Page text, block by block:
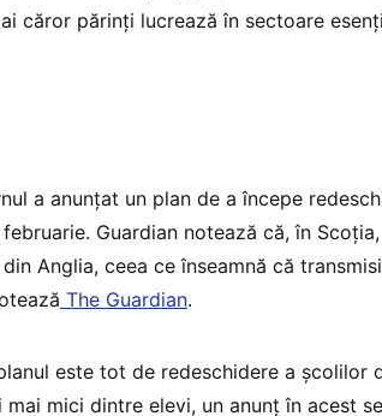
căror părinți lucrează în sectoare
a anunțat un plan de a începe
Guardian notează că, în
Anglia, ceea ce înseamnă că
The Guardian.
este tot de redeschidere a școlilor
mai mici dintre elevi, un anunț în acest